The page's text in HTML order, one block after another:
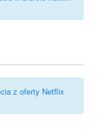
z oferty Netflix